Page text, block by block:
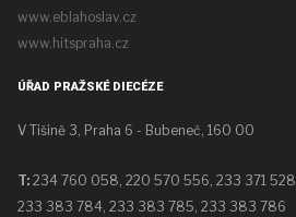
www.eblahoslav.cz
www.hitspraha.cz
ÚŘAD PRAŽSKÉ DIECÉZE
V Tišině 3, Praha 6 - Bubeneč, 160 00
T: 234 760 058, 220 570 556, 233 371 528,
233 383 784, 233 383 785, 233 383 786